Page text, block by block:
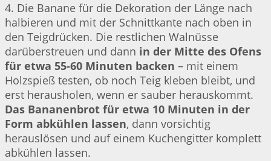
4. Die Banane für die Dekoration der Länge nach
halbieren und mit der Schnittkante nach oben in
den Teigdrücken. Die restlichen Walnüsse
darüberstreuen und dann in der Mitte des Ofens
für etwa 55-60 Minuten backen – mit einem
Holzspieß testen, ob noch Teig kleben bleibt, und
erst herausholen, wenn er sauber herauskommt.
Das Bananenbrot für etwa 10 Minuten in der
Form abkühlen lassen, dann vorsichtig
herauslösen und auf einem Kuchengitter komplett
abkühlen lassen.